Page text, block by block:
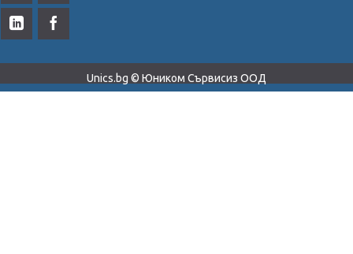
Unics.bg © Юником Сървисиз ООД